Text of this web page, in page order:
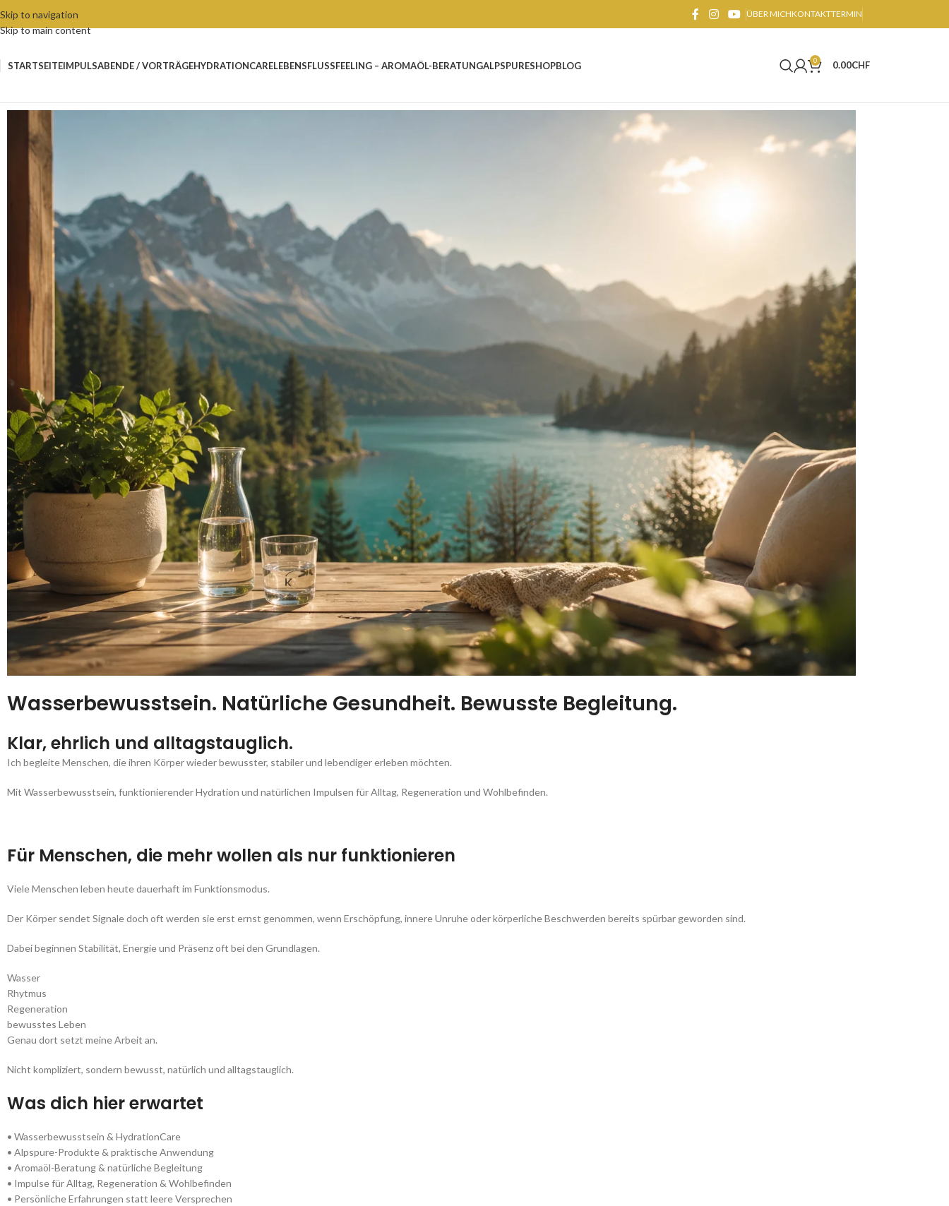
Skip to navigation
Skip to main content
ÜBER MICHKONTAKTTERMIN
STARTSEITEIMPULSABENDE / VORTRÄGEHYDRATIONCARELEBENSFLUSSFEELING – AROMAÖL-BERATUNGALPSPURESHOPBLOG 0 0.00CHF
Wasserbewusstsein. Natürliche Gesundheit. Bewusste Begleitung.
Klar, ehrlich und alltagstauglich.
Ich begleite Menschen, die ihren Körper wieder bewusster, stabiler und lebendiger erleben möchten.
Mit Wasserbewusstsein, funktionierender Hydration und natürlichen Impulsen für Alltag, Regeneration und Wohlbefinden.
Für Menschen, die mehr wollen als nur funktionieren
Viele Menschen leben heute dauerhaft im Funktionsmodus.
Der Körper sendet Signale doch oft werden sie erst ernst genommen, wenn Erschöpfung, innere Unruhe oder körperliche Beschwerden bereits spürbar geworden sind.
Dabei beginnen Stabilität, Energie und Präsenz oft bei den Grundlagen.
Wasser
Rhytmus
Regeneration
bewusstes Leben
Genau dort setzt meine Arbeit an.
Nicht kompliziert, sondern bewusst, natürlich und alltagstauglich.
Was dich hier erwartet
• Wasserbewusstsein & HydrationCare
• Alpspure-Produkte & praktische Anwendung
• Aromaöl-Beratung & natürliche Begleitung
• Impulse für Alltag, Regeneration & Wohlbefinden
• Persönliche Erfahrungen statt leere Versprechen